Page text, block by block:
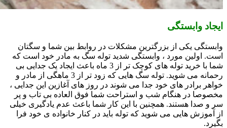
ایجاد وابستگی
وابستگی یکی از بزرگترین مشکلات در روابط بین شما و سگتان
است. اولین مورد ، وابستگی شدید توله سگ به مادر خود است که
شما با خرید توله های کوچک تر از 3 ماه باعث ایجاد یک جدایی بی
رحمانه می شوید. توله سگ هایی که زود تر از 3 ماهگی از مادر و
خواهر برادر های خود جدا می شوند در روز های آغازین این جدایی ،
مخصوصا در هنگام شب و استراحت شما فوق العاده بی تاب و پر
سر و صدا هستند. همچنین با این کار شما باعث عدم یادگیری خیلی
از آموزش هایی می شوید که توله باید در کنار خانواده ی خود فرا
بگیرد.